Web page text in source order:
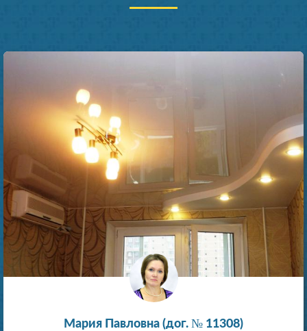
Мария Павловна (дог. № 11308)